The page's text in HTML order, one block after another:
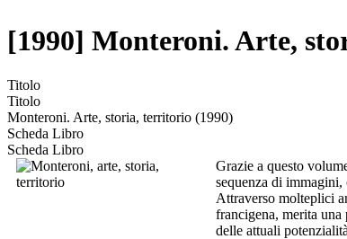
[1990] Monteroni. Arte,
Titolo
Titolo
Monteroni. Arte, storia, territorio (1990)
Scheda Libro
Scheda Libro
Grazie a questo
sequenza di
Attraverso molteplici
francigena, merita una
delle attuali